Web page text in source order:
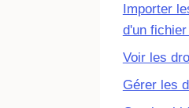
Importer
d'un
Voir les
Gérer les